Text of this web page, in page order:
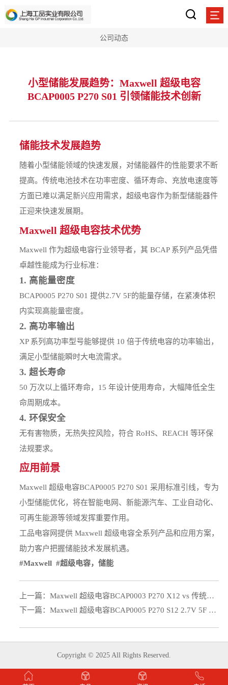
公司动态
小型储能发展趋势：Maxwell 超级电容
BCAP0005 P270 S01 引领储能技术创新
储能技术发展趋势
随着小型储能领域的快速发展，对储能器件的性能要求不断
提高。传统电池技术在功率密度、循环寿命、充放电速度等
方面已难以满足新兴应用需求，超级电容作为新型储能器件
正迎来快速发展期。
Maxwell 超级电容技术优势
Maxwell 作为超级电容行业领导者，其 BCAP 系列产品凭借
卓越性能成为行业标准：
1. 高能量密度
BCAP0005 P270 S01 提供2.7V 5F的能量存储，在紧凑体积
内实现高能量密度。
2. 高功率输出
XP 系列高功率型号能够提供 10 倍于传统电容的功率输出，
满足小型储能瞬时大电流需求。
3. 超长寿命
50 万次以上循环寿命，15 年设计使用寿命，大幅降低全生
命周期成本。
4. 环保安全
无有害物质，无热失控风险，符合 RoHS、REACH 等环保
法规要求。
应用前景
Maxwell 超级电容BCAP0005 P270 S01 采用标准引线，专为
小型储能优化，将在智能电网、新能源汽车、工业自动化、
可再生能源等领域发挥重要作用。
工品电容网提供 Maxwell 超级电容全系列产品和应用方案，
助力客户把握储能技术发展机遇。
#Maxwell #超级电容，储能
上一篇： Maxwell 超级电容BCAP0003 P270 X12 vs 传统电池：弯脚安装电源选型对比
下一篇： Maxwell 超级电容BCAP0005 P270 S12 2.7V 5F 标准引脚 现货供应
Copyright © 2025 All Rights Reserved.